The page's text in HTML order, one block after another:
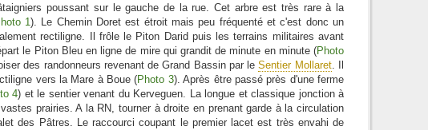
poussant sur le gauche de la rue. Cet arbre est très rare à la
1). Le Chemin Doret est étroit mais peu fréquenté et c'est donc un
rectiligne. Il frôle le Piton Darid puis les terrains militaires avant
le Piton Bleu en ligne de mire qui grandit de minute en minute (Photo
des randonneurs revenant de Grand Bassin par leSentier Mollaret. Il
vers la Mare à Boue (Photo 3). Après être passé près d'une ferme
4) et le sentier venant du Kerveguen. La longue et classique jonction à
prairies. A la RN, tourner à droite en prenant garde à la circulation
des Pâtres. Le raccourci coupant le premier lacet est très envahi de